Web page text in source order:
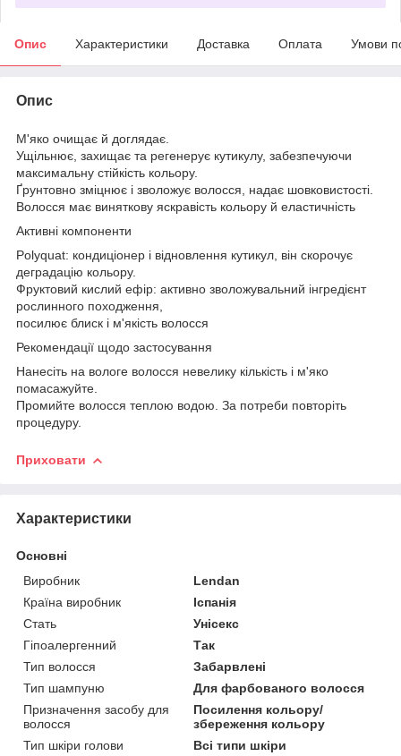
Опис Характеристики Доставка Оплата Умови
Опис
М'яко очищає й доглядає.
Ущільнює, захищає та регенерує кутикулу, забезпечуючи
максимальну стійкість кольору.
Ґрунтовно зміцнює і зволожує волосся, надає шовковистості.
Волосся має виняткову яскравість кольору й еластичність
Активні компоненти
Polyquat: кондиціонер і відновлення кутикул, він скорочує
деградацію кольору.
Фруктовий кислий ефір: активно зволожувальний інгредієнт
рослинного походження,
посилює блиск і м'якість волосся
Рекомендації щодо застосування
Нанесіть на вологе волосся невелику кількість і м'яко
помасажуйте.
Промийте волосся теплою водою. За потреби повторіть
процедуру.
Приховати
Характеристики
Основні
Виробник
Lendan
Країна виробник
Іспанія
Стать
Унісекс
Гіпоалергенний
Так
Тип волосся
Забарвлені
Тип шампуню
Для фарбованого волосся
Призначення засобу для
волосся
Посилення кольору/
збереження кольору
Тип шкіри голови
Всі типи шкіри